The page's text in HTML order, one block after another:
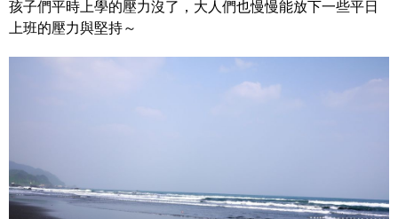
孩子們平時上學的壓力沒了，大人們也慢慢能放下一些平日
上班的壓力與堅持～